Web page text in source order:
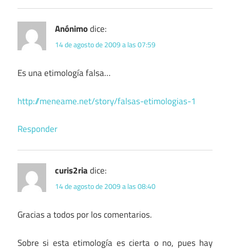
Anónimodice:
14 de agosto de 2009 a las 07:59
Es una etimología falsa…
http://meneame.net/story/falsas-etimologias-1
Responder
curis2riadice:
14 de agosto de 2009 a las 08:40
Gracias a todos por los comentarios.
Sobre si esta etimología es cierta o no, pues hay